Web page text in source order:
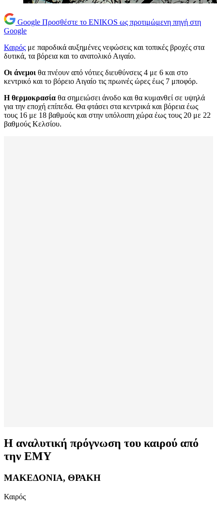
Google Προσθέστε το ENIKOS ως προτιμώμενη πηγή στη
Google
Καιρός με παροδικά αυξημένες νεφώσεις και τοπικές βροχές στα
δυτικά, τα βόρεια και το ανατολικό Αιγαίο.
Οι άνεμοι θα πνέουν από νότιες διευθύνσεις 4 με 6 και στο
κεντρικό και το βόρειο Αιγαίο τις πρωινές ώρες έως 7 μποφόρ.
Η θερμοκρασία θα σημειώσει άνοδο και θα κυμανθεί σε υψηλά
για την εποχή επίπεδα. Θα φτάσει στα κεντρικά και βόρεια έως
τους 16 με 18 βαθμούς και στην υπόλοιπη χώρα έως τους 20 με 22
βαθμούς Κελσίου.
Η αναλυτική πρόγνωση του καιρού από
την ΕΜΥ
ΜΑΚΕΔΟΝΙΑ, ΘΡΑΚΗ
Καιρός